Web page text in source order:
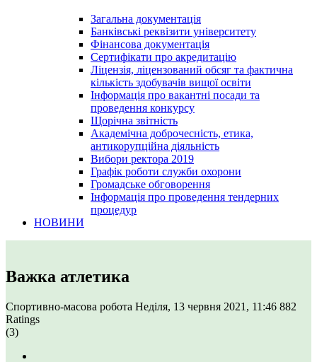
Загальна документація
Банківські реквізити університету
Фінансова документація
Сертифікати про акредитацію
Ліцензія, ліцензований обсяг та фактична
кількість здобувачів вищої освіти
Інформація про вакантні посади та
проведення конкурсу
Щорічна звітність
Академічна доброчесність, етика,
антикорупційна діяльність
Вибори ректора 2019
Графік роботи служби охорони
Громадське обговорення
Інформація про проведення тендерних
процедур
НОВИНИ
Важка атлетика
Спортивно-масова робота Неділя, 13 червня 2021, 11:46 882
Ratings
(3)